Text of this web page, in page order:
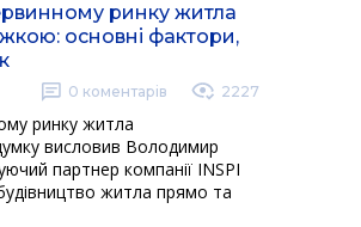
ринку житла
основні фактори,
0 коментарів 2227
ринку житла
висловив Володимир
партнер компанії INSPI
житла прямо та